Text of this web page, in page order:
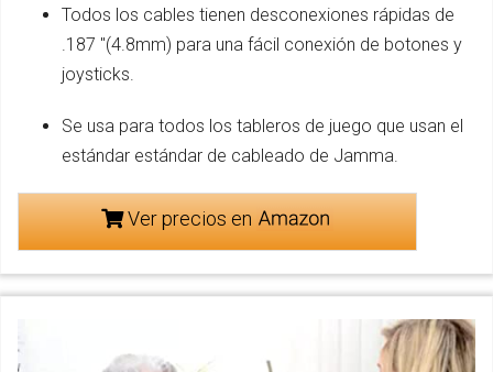
Todos los cables tienen desconexiones rápidas de
.187 "(4.8mm) para una fácil conexión de botones y
joysticks.
Se usa para todos los tableros de juego que usan el
estándar estándar de cableado de Jamma.
Ver precios en